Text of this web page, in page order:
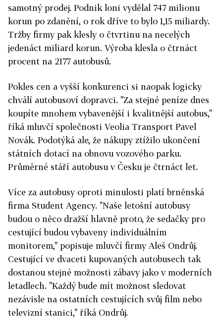
samotný prodej. Podnik loni vydělal 747 milionu
korun po zdanění, o rok dříve to bylo 1,15 miliardy.
Tržby firmy pak klesly o čtvrtinu na necelých
jedenáct miliard korun. Výroba klesla o čtrnáct
procent na 2177 autobusů.
Pokles cen a vyšší konkurenci si naopak logicky
chválí autobusoví dopravci. "Za stejné peníze dnes
koupíte mnohem vybavenější i kvalitnější autobus,"
říká mluvčí společnosti Veolia Transport Pavel
Novák. Podotýká ale, že nákupy ztížilo ukončení
státních dotací na obnovu vozového parku.
Průměrné stáří autobusu v Česku je čtrnáct let.
Více za autobusy oproti minulosti platí brněnská
firma Student Agency. "Naše letošní autobusy
budou o něco dražší hlavně proto, že sedačky pro
cestující budou vybaveny individuálním
monitorem," popisuje mluvčí firmy Aleš Ondrůj.
Cestující ve dvaceti kupovaných autobusech tak
dostanou stejné možnosti zábavy jako v moderních
letadlech. "Každý bude mít možnost sledovat
nezávisle na ostatních cestujících svůj film nebo
televizní stanici," říká Ondrůj.